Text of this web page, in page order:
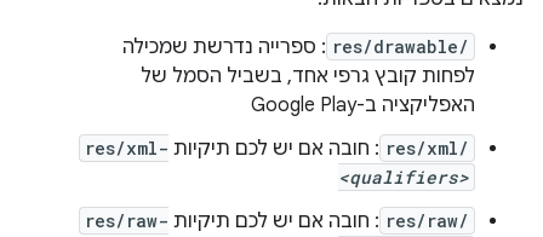
res/drawable/ : ספרייה נדרשת שמכילה
לפחות קובץ גרפי אחד, בשביל הסמל של
האפליקציה ב-Google Play
res/xml/ : חובה אם יש לכם תיקיות res/xml-
<qualifiers>
res/raw/ : חובה אם יש לכם תיקיות res/raw-